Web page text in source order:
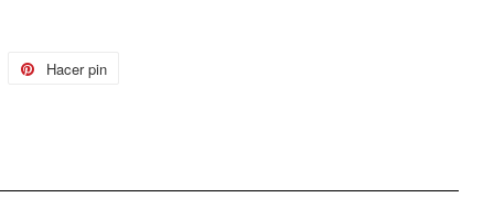
Tuitear
Hacer pin